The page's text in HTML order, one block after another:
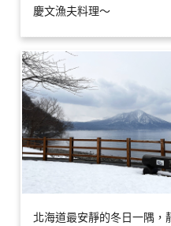
慶文漁夫料理～
北海道最安靜的冬日一隅，